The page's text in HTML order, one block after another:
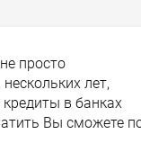
просто
лет,
в банках
Вы сможете